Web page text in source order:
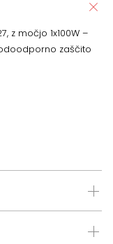
z močjo 1x100W –
zaščito